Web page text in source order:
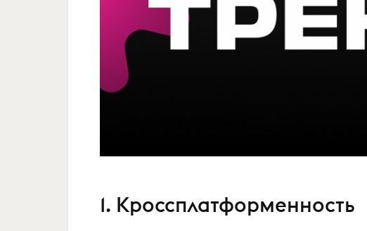
1. Кроссплатформенность